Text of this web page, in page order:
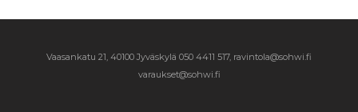
Vaasankatu 21, 40100 Jyväskylä 050 4411 517, ravintola@sohwi.fi
varaukset@sohwi.fi